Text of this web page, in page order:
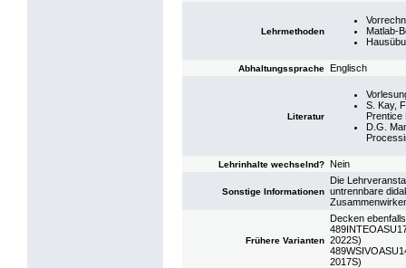
Lehrmethoden
Matlab-
Abhaltungssprache Englisch
Literatur
S. Kay,
Prentice
D.G.
Lehrinhalte wechselnd? Nein
Sonstige Informationen
Die
untrennbare
Frühere Varianten
Decken
2022S)
2017S)